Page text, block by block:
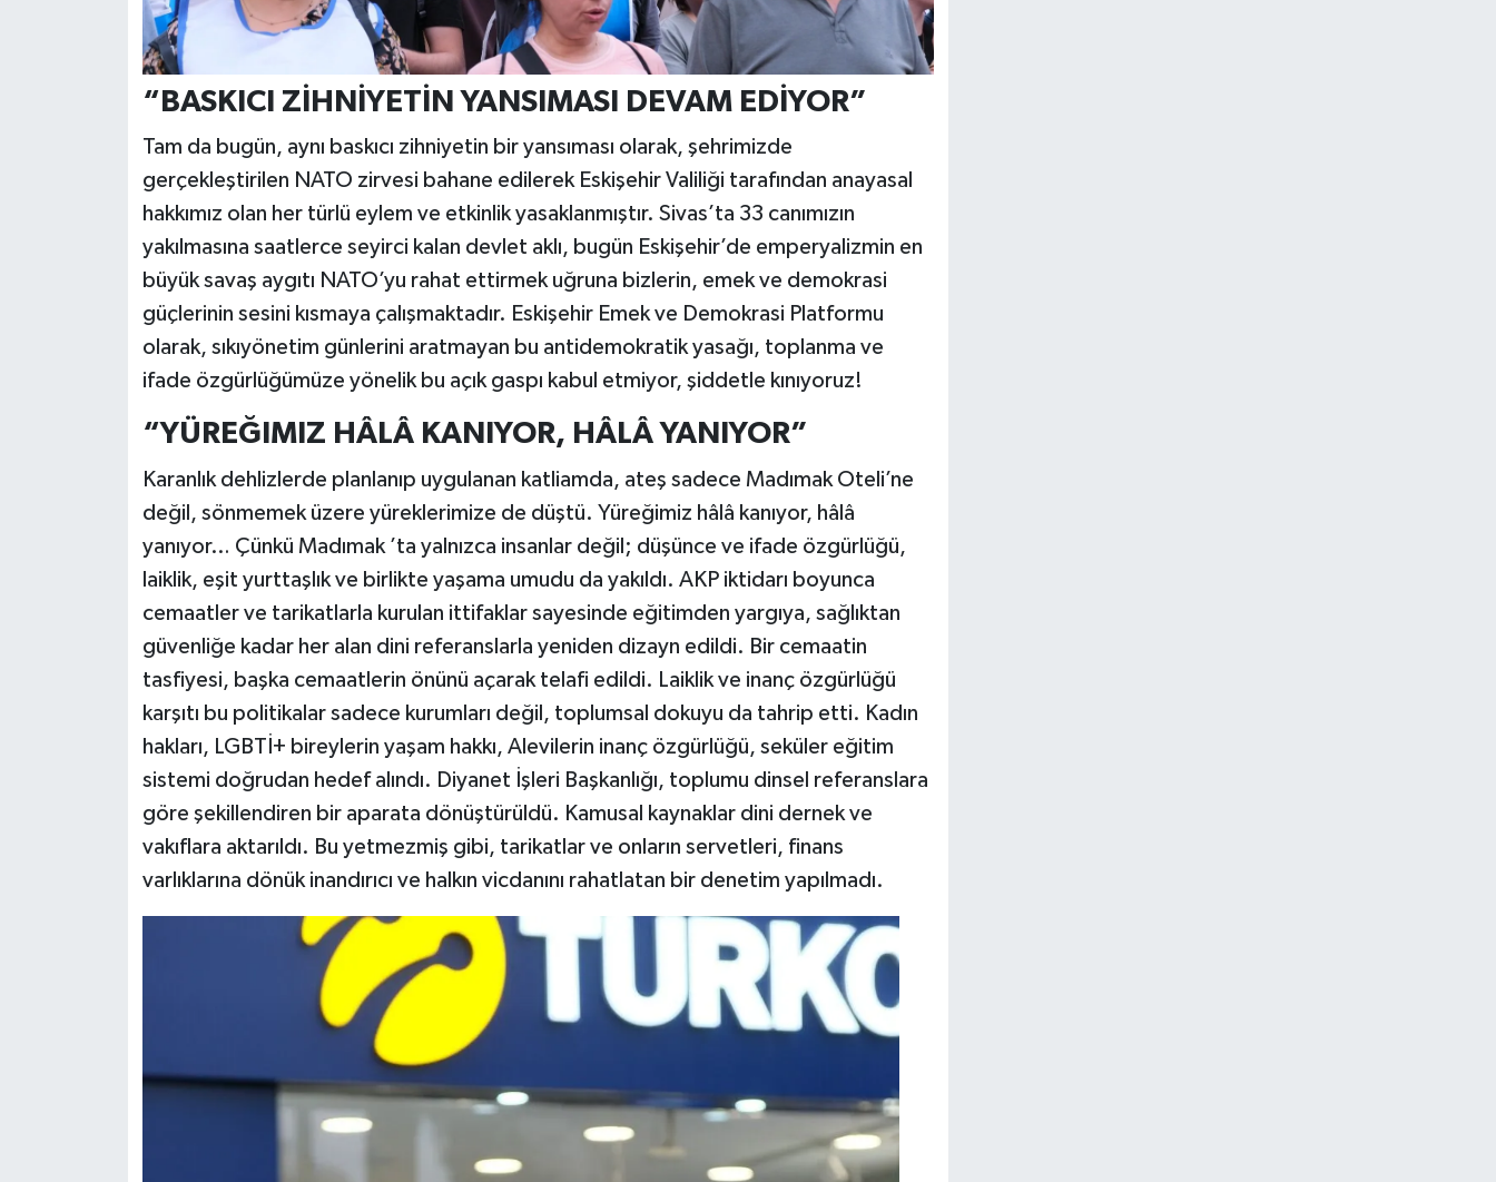
“BASKICI ZİHNİYETİN YANSIMASI DEVAM EDİYOR”
​Tam da bugün, aynı baskıcı zihniyetin bir yansıması olarak, şehrimizde
gerçekleştirilen NATO zirvesi bahane edilerek Eskişehir Valiliği tarafından anayasal
hakkımız olan her türlü eylem ve etkinlik yasaklanmıştır. Sivas’ta 33 canımızın
yakılmasına saatlerce seyirci kalan devlet aklı, bugün Eskişehir’de emperyalizmin en
büyük savaş aygıtı NATO’yu rahat ettirmek uğruna bizlerin, emek ve demokrasi
güçlerinin sesini kısmaya çalışmaktadır. Eskişehir Emek ve Demokrasi Platformu
olarak, sıkıyönetim günlerini aratmayan bu antidemokratik yasağı, toplanma ve
ifade özgürlüğümüze yönelik bu açık gaspı kabul etmiyor, şiddetle kınıyoruz!
“YÜREĞIMIZ HÂLÂ KANIYOR, HÂLÂ YANIYOR”
​Karanlık dehlizlerde planlanıp uygulanan katliamda, ateş sadece Madımak Oteli’ne
değil, sönmemek üzere yüreklerimize de düştü. Yüreğimiz hâlâ kanıyor, hâlâ
yanıyor… Çünkü Madımak ’ta yalnızca insanlar değil; düşünce ve ifade özgürlüğü,
laiklik, eşit yurttaşlık ve birlikte yaşama umudu da yakıldı. AKP iktidarı boyunca
cemaatler ve tarikatlarla kurulan ittifaklar sayesinde eğitimden yargıya, sağlıktan
güvenliğe kadar her alan dini referanslarla yeniden dizayn edildi. Bir cemaatin
tasfiyesi, başka cemaatlerin önünü açarak telafi edildi. Laiklik ve inanç özgürlüğü
karşıtı bu politikalar sadece kurumları değil, toplumsal dokuyu da tahrip etti. Kadın
hakları, LGBTİ+ bireylerin yaşam hakkı, Alevilerin inanç özgürlüğü, seküler eğitim
sistemi doğrudan hedef alındı. Diyanet İşleri Başkanlığı, toplumu dinsel referanslara
göre şekillendiren bir aparata dönüştürüldü. Kamusal kaynaklar dini dernek ve
vakıflara aktarıldı. Bu yetmezmiş gibi, tarikatlar ve onların servetleri, finans
varlıklarına dönük inandırıcı ve halkın vicdanını rahatlatan bir denetim yapılmadı.